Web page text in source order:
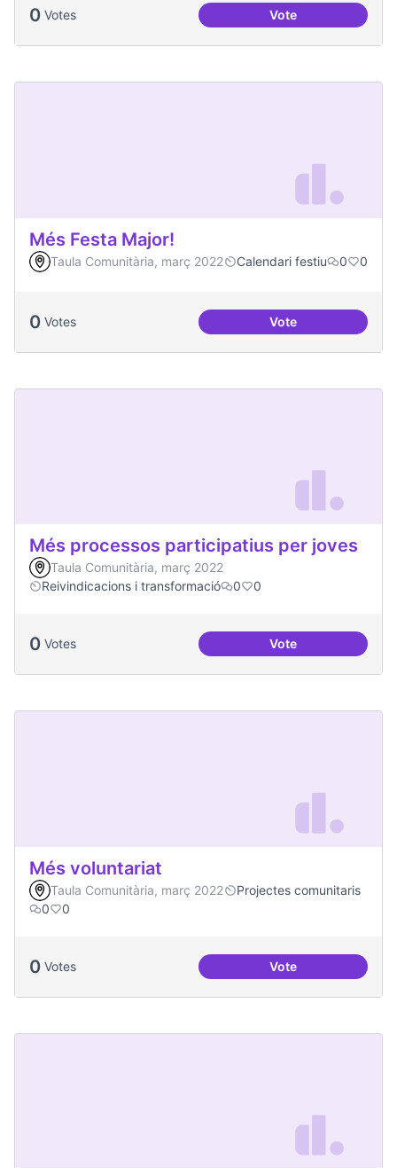
0 Votes VoteMalestar
Més Festa Major!
Taula Comunitària, març 2022 Calendari festiu 0 0
0 Votes VoteMés Festa Major!
Més processos participatius per joves
Taula Comunitària, març 2022
Reivindicacions i transformació
0 0
0 Votes VoteMés processos
Més voluntariat
Taula Comunitària, març 2022
Projectes comunitaris
0
0
0 Votes VoteMés voluntariat